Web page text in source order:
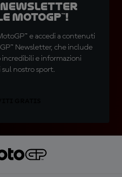
newsletter
e accedi a contenuti
Newsletter, che include
incredibili e informazioni
sul nostro sport.